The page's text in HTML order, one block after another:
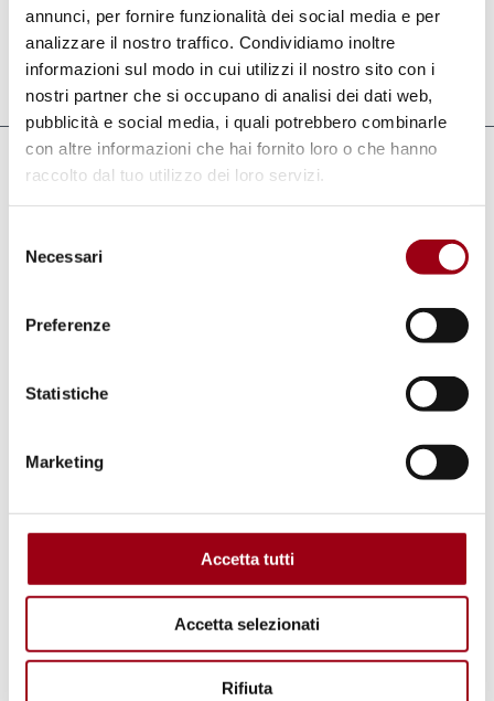
annunci, per fornire funzionalità dei social media e per
analizzare il nostro traffico. Condividiamo inoltre
informazioni sul modo in cui utilizzi il nostro sito con i
nostri partner che si occupano di analisi dei dati web,
pubblicità e social media, i quali potrebbero combinarle
con altre informazioni che hai fornito loro o che hanno
raccolto dal tuo utilizzo dei loro servizi.
delNecessari
Preferenze
Statistiche
Marketing
Accetta tutti
Accetta selezionati
Rifiuta
Documenti
Levi - 1993)
Nazioni Unite / ONU democratizzazione